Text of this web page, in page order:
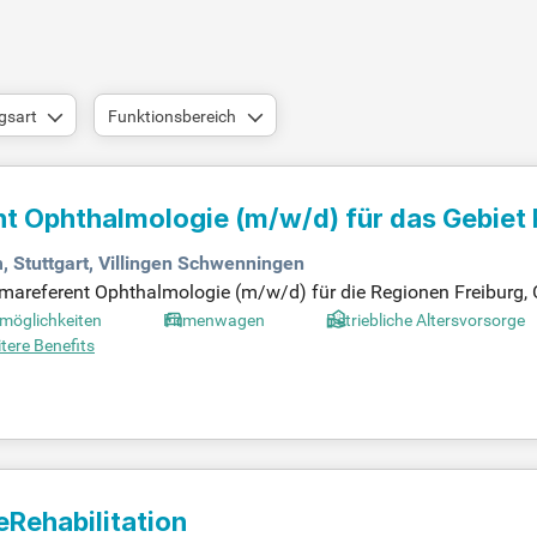
Funktionsbereich
Ophthalmologie (m/w/d) für das Gebiet
Schwenningen
Stuttgart, Villingen Schwenningen
Ophthalmologie (m/w/d) für die Regionen Freiburg,
Ophthalmologen und setzen Kommunikationsziele effizient
Zielverwirklichung. Die Teilnahme an relevanten Tagungen
Ophthalmologie. Bringen Sie Ihr Fachwissen und Ihre
Firmenwagen Betriebliche Altersvorsorge
Benefits